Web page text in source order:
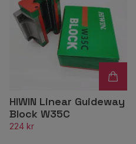
HIWIN Linear Guideway
Block W35C
224 kr